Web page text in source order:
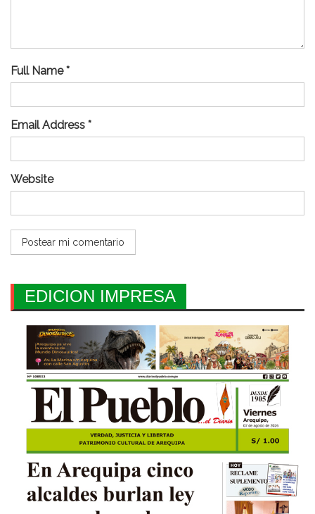
Full Name *
Email Address *
Website
EDICION IMPRESA